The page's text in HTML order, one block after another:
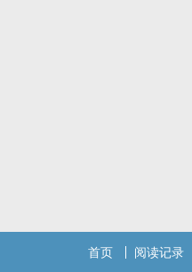
首页 阅读记录